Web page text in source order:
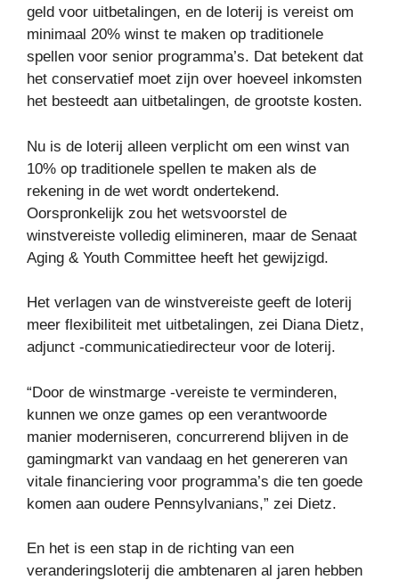
geld voor uitbetalingen, en de loterij is vereist om
minimaal 20% winst te maken op traditionele
spellen voor senior programma’s. Dat betekent dat
het conservatief moet zijn over hoeveel inkomsten
het besteedt aan uitbetalingen, de grootste kosten.
Nu is de loterij alleen verplicht om een ​​winst van
10% op traditionele spellen te maken als de
rekening in de wet wordt ondertekend.
Oorspronkelijk zou het wetsvoorstel de
winstvereiste volledig elimineren, maar de Senaat
Aging & Youth Committee heeft het gewijzigd.
Het verlagen van de winstvereiste geeft de loterij
meer flexibiliteit met uitbetalingen, zei Diana Dietz,
adjunct -communicatiedirecteur voor de loterij.
“Door de winstmarge -vereiste te verminderen,
kunnen we onze games op een verantwoorde
manier moderniseren, concurrerend blijven in de
gamingmarkt van vandaag en het genereren van
vitale financiering voor programma’s die ten goede
komen aan oudere Pennsylvanians,” zei Dietz.
En het is een stap in de richting van een
veranderingsloterij die ambtenaren al jaren hebben